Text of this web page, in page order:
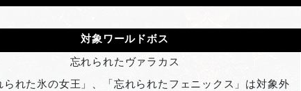
対象ワールドボス
忘れられたヴァラカス
れた氷の女王」、「忘れられたフェニックス」は対象外